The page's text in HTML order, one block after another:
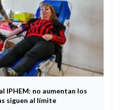
IPHEM: no aumentan los
siguen al límite